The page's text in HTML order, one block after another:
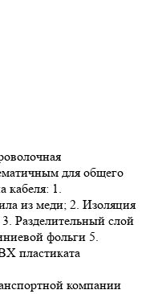
для общего
кабеля: 1.
из меди; 2. Изоляция
Разделительный слой
фольги 5.
пластиката
компании